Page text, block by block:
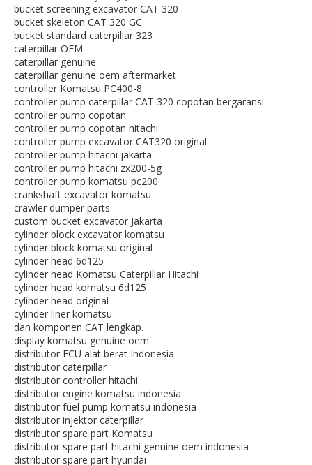
bucket screening excavator CAT 320
bucket skeleton CAT 320 GC
bucket standard caterpillar 323
caterpillar OEM
caterpillar genuine
caterpillar genuine oem aftermarket
controller Komatsu PC400-8
controller pump caterpillar CAT 320 copotan bergaransi
controller pump copotan
controller pump copotan hitachi
controller pump excavator CAT320 original
controller pump hitachi jakarta
controller pump hitachi zx200-5g
controller pump komatsu pc200
crankshaft excavator komatsu
crawler dumper parts
custom bucket excavator Jakarta
cylinder block excavator komatsu
cylinder block komatsu original
cylinder head 6d125
cylinder head Komatsu Caterpillar Hitachi
cylinder head komatsu 6d125
cylinder head original
cylinder liner komatsu
dan komponen CAT lengkap.
display komatsu genuine oem
distributor ECU alat berat Indonesia
distributor caterpillar
distributor controller hitachi
distributor engine komatsu indonesia
distributor fuel pump komatsu indonesia
distributor injektor caterpillar
distributor spare part Komatsu
distributor spare part hitachi genuine oem indonesia
distributor spare part hyundai